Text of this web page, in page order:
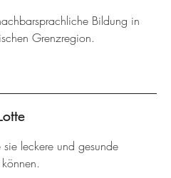
Bildung in
Grenzregion.
leckere und gesunde